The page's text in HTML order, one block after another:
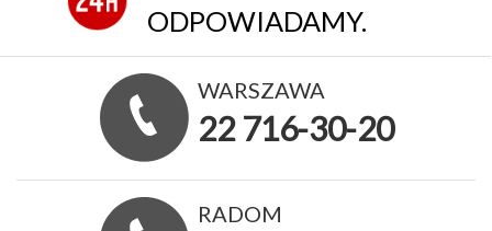
ODPOWIADAMY.
WARSZAWA
22 716-30-20
RADOM